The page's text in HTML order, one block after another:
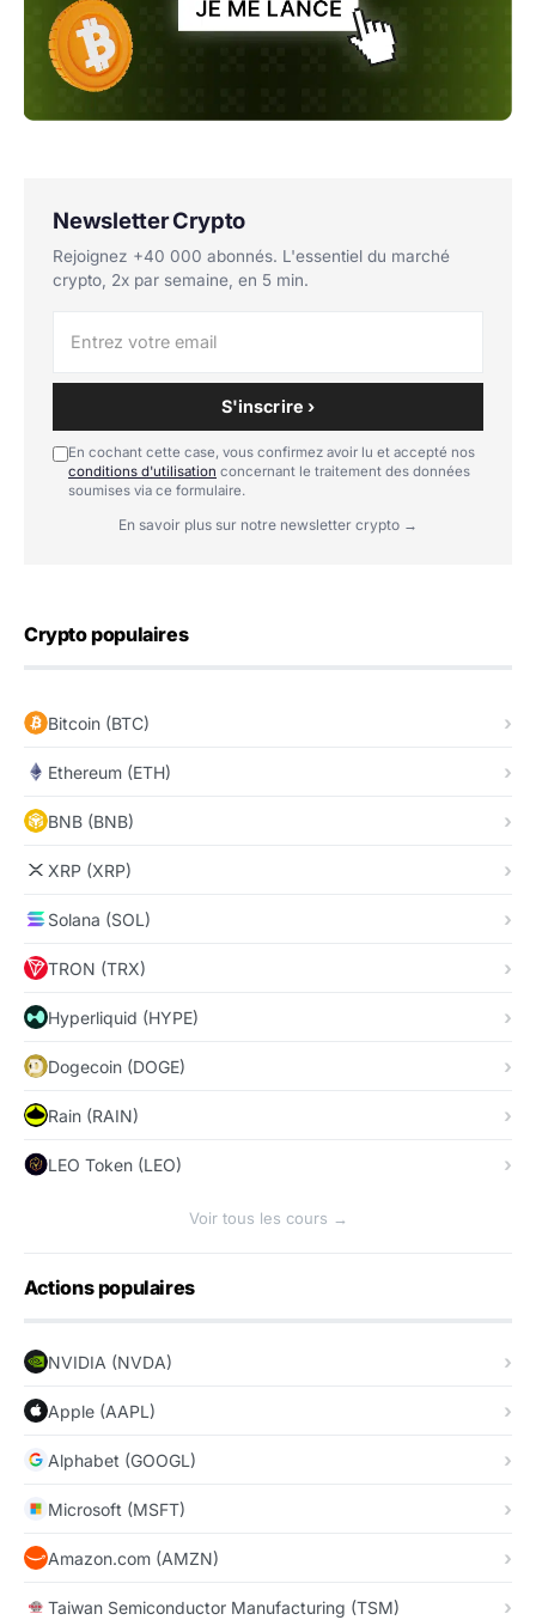
Newsletter Crypto
Rejoignez +40 000 abonnés. L'essentiel du marché
crypto, 2x par semaine, en 5 min.
S'inscrire ›
En cochant cette case, vous confirmez avoir lu et accepté nos
conditions d'utilisation concernant le traitement des données
soumises via ce formulaire.
En savoir plus sur notre newsletter crypto →
Crypto populaires
Bitcoin (BTC)
Ethereum (ETH)
BNB (BNB)
XRP (XRP)
Solana (SOL)
TRON (TRX)
Hyperliquid (HYPE)
Dogecoin (DOGE)
Rain (RAIN)
LEO Token (LEO)
Voir tous les cours →
Actions populaires
NVIDIA (NVDA)
Apple (AAPL)
Alphabet (GOOGL)
Microsoft (MSFT)
Amazon.com (AMZN)
Taiwan Semiconductor Manufacturing (TSM)